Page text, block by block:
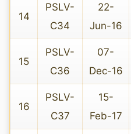
14
PSLV-
C34
22-
Jun-16
15
PSLV-
C36
07-
Dec-16
16
PSLV-
C37
15-
Feb-17